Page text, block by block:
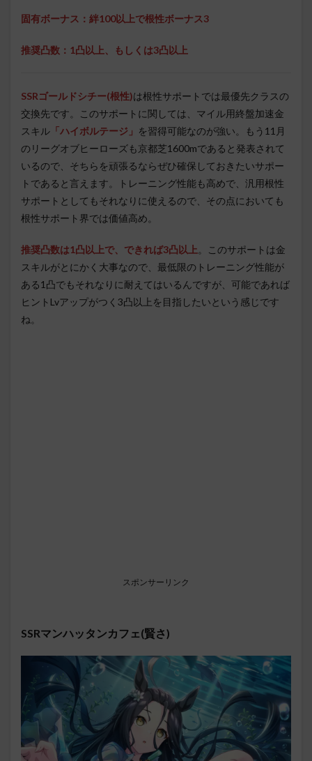
固有ボーナス：絆100以上で根性ボーナス3
推奨凸数：1凸以上、もしくは3凸以上
SSRゴールドシチー(根性)は根性サポートでは最優先クラスの
交換先です。このサポートに関しては、マイル用終盤加速金
スキル 「ハイボルテージ」 を習得可能なのが強い。もう11月
のリーグオブヒーローズも京都芝1600mであると発表されて
いるので、そちらを頑張るならぜひ確保しておきたいサポー
トであると言えます。トレーニング性能も高めで、汎用根性
サポートとしてもそれなりに使えるので、その点においても
根性サポート界では価値高め。
推奨凸数は1凸以上で、できれば3凸以上。このサポートは金
スキルがとにかく大事なので、最低限のトレーニング性能が
ある1凸でもそれなりに耐えてはいるんですが、可能であれば
ヒントLvアップがつく3凸以上を目指したいという感じです
ね。
スポンサーリンク
SSRマンハッタンカフェ(賢さ)